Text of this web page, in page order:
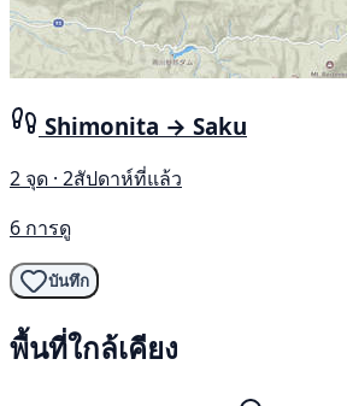
Shimonita → Saku
2 จุด · 2สัปดาห์ที่แล้ว
6 การดู
บันทึก
พื้นที่ใกล้เคียง